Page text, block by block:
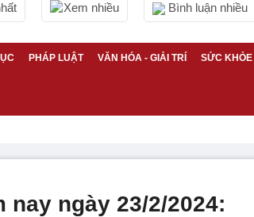
Xem nhiều Bình luận nhiều
PHÁP LUẬT VĂN HÓA - GIẢI TRÍ SỨC KHỎE
ngày 23/2/2024: